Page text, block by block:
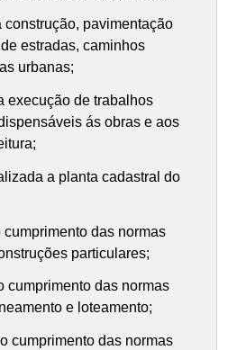
construção, pavimentação
estradas, caminhos
urbanas;
execução de trabalhos
ás obras e aos
a planta cadastral do
das normas
particulares;
cumprimento das normas
e loteamento;
cumprimento das normas